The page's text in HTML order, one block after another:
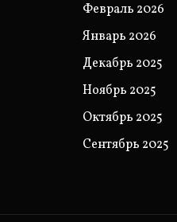
Февраль 2026
Январь 2026
Декабрь 2025
Ноябрь 2025
Октябрь 2025
Сентябрь 2025